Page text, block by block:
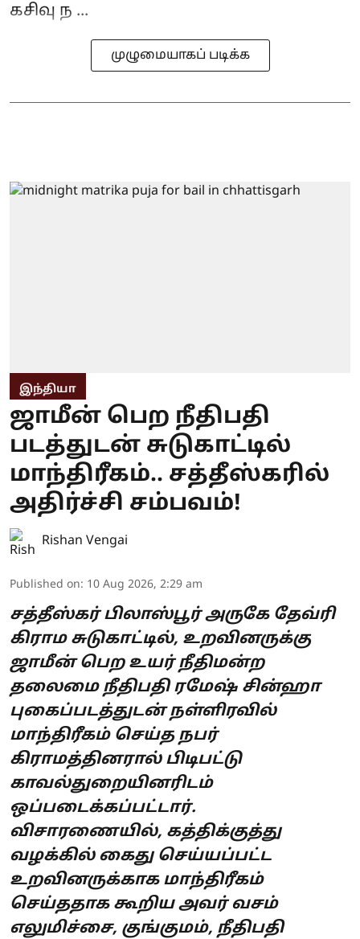
கசிவு ந ...
முழுமையாகப் படிக்க
இந்தியா
ஜாமீன் பெற நீதிபதி
படத்துடன் சுடுகாட்டில்
மாந்திரீகம்.. சத்தீஸ்கரில்
அதிர்ச்சி சம்பவம்!
Rishan Vengai
Published on: 10 Aug 2026, 2:29 am
சத்தீஸ்கர் பிலாஸ்பூர் அருகே தேவ்ரி
கிராம சுடுகாட்டில், உறவினருக்கு
ஜாமீன் பெற உயர் நீதிமன்ற
தலைமை நீதிபதி ரமேஷ் சின்ஹா
புகைப்படத்துடன் நள்ளிரவில்
மாந்திரீகம் செய்த நபர்
கிராமத்தினரால் பிடிபட்டு
காவல்துறையினரிடம்
ஒப்படைக்கப்பட்டார்.
விசாரணையில், கத்திக்குத்து
வழக்கில் கைது செய்யப்பட்ட
உறவினருக்காக மாந்திரீகம்
செய்ததாக கூறிய அவர் வசம்
எலுமிச்சை, குங்குமம், நீதிபதி